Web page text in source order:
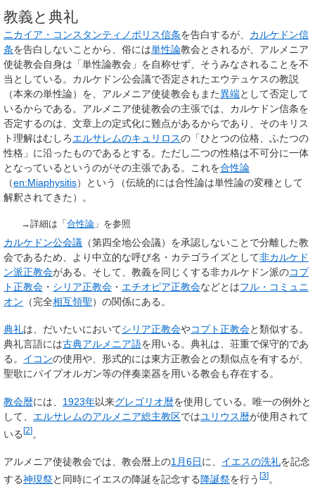
教義と典礼
ニカイア・コンスタンティノポリス信条を告白するが、 カルケドン信
条を告白しないことから、俗には単性論教会とされるが、アルメニア
使徒教会自身は「単性論教会」を自称せず、そうみなされることを不
当としている。カルケドン公会議で否定されたエウテュケスの教説
（本来の単性論）を、アルメニア使徒教会もまた異端として否定して
いるからである。アルメニア使徒教会の主張では、カルケドン信条を
否定するのは、文章上の定式化に難点があるからであり、そのキリス
ト理解はむしろエルサレムのキュリロスの「ひとつの位格、ふたつの
性格」に沿ったものであるとする。ただし二つの性格は不可分に一体
となっているというのがその主張である。これを合性論
（en:Miaphysitis）という（伝統的には合性論は単性論の変種として
解釈されてきた）。
→詳細は「合性論 」を参照
カルケドン公会議 （第四全地公会議）を承認しないことで分離した教
会であるため、より中立的な呼び名・カテゴライズとして非カルケド
ン派正教会がある。そして、教義を同じくする非カルケドン派のコプ
ト正教会 ・ シリア正教会 ・ エチオピア正教会などとはフル・コミュニ
オン （完全相互領聖）の関係にある。
典礼は、だいたいにおいてシリア正教会やコプト正教会と類似する。
典礼言語には古典アルメニア語を用いる。典礼は、荘重で保守的であ
る。 イコンの使用や、形式的には東方正教会との類似点を有するが、
聖歌にパイプオルガン等の伴奏楽器を用いる教会も存在する。
教会暦には、 1923年以来グレゴリオ暦を使用している。唯一の例外と
して、 エルサレムのアルメニア総主教区ではユリウス暦が使用されて
いる[2]。
アルメニア使徒教会では、教会暦上の1月6日に、 イエスの洗礼を記念
する神現祭と同時にイエスの降誕を記念する 降誕祭を行う [3] 。